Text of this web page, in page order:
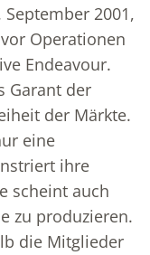
2001,
Operationen
Endeavour.
Garant der
der Märkte.
eine
ihre
scheint auch
zu produzieren.
die Mitglieder